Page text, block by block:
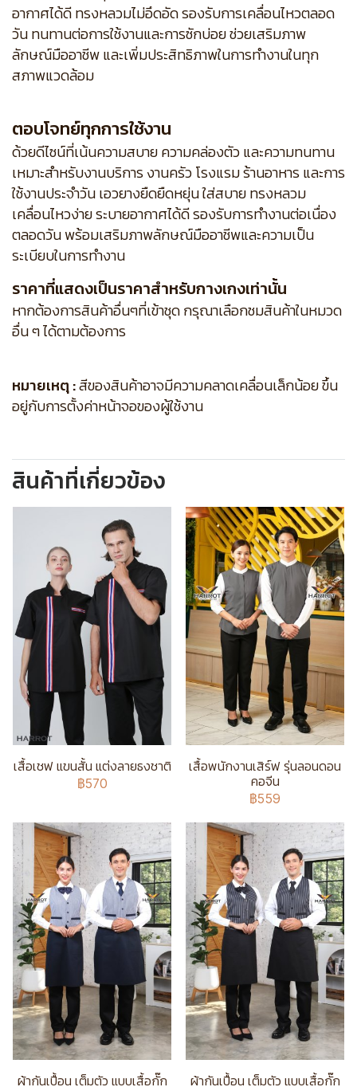
อากาศได้ดี ทรงหลวมไม่อึดอัด รองรับการเคลื่อนไหวตลอด
วัน ทนทานต่อการใช้งานและการซักบ่อย ช่วยเสริมภาพ
ลักษณ์มืออาชีพ และเพิ่มประสิทธิภาพในการทำงานในทุก
สภาพแวดล้อม
ตอบโจทย์ทุกการใช้งาน
ด้วยดีไซน์ที่เน้นความสบาย ความคล่องตัว และความทนทาน
เหมาะสำหรับงานบริการ งานครัว โรงแรม ร้านอาหาร และการ
ใช้งานประจำวัน เอวยางยืดยืดหยุ่น ใส่สบาย ทรงหลวม
เคลื่อนไหวง่าย ระบายอากาศได้ดี รองรับการทำงานต่อเนื่อง
ตลอดวัน พร้อมเสริมภาพลักษณ์มืออาชีพและความเป็น
ระเบียบในการทำงาน
ราคาที่แสดงเป็นราคาสำหรับกางเกงเท่านั้น
หากต้องการสินค้าอื่นๆที่เข้าชุด กรุณาเลือกชมสินค้าในหมวด
อื่น ๆ ได้ตามต้องการ
หมายเหตุ :สีของสินค้าอาจมีความคลาดเคลื่อนเล็กน้อย ขึ้น
อยู่กับการตั้งค่าหน้าจอของผู้ใช้งาน
สินค้าที่เกี่ยวข้อง
เสื้อเชฟ แขนสั้น แต่งลายธงชาติ
฿570
เสื้อพนักงานเสิร์ฟ รุ่นลอนดอน
คอจีน
฿559
ผ้ากันเปื้อน เต็มตัว แบบเสื้อกั๊ก ผ้ากันเปื้อน เต็มตัว แบบเสื้อกั๊ก